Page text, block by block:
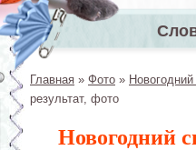
Главное
Вы здесь
Главная » Фото »
результат, фото
Новогодний